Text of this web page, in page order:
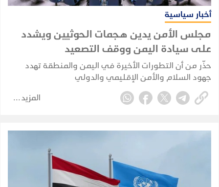
أخبار سياسية
مجلس الأمن يدين هجمات الحوثيين ويشدد
على سيادة اليمن ووقف التصعيد
حذّر من أن التطورات الأخيرة في اليمن والمنطقة تهدد
جهود السلام والأمن الإقليمي والدولي
المزيد